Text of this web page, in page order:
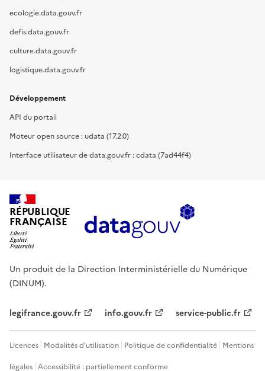
ecologie.data.gouv.fr
defis.data.gouv.fr
culture.data.gouv.fr
logistique.data.gouv.fr
Développement
API du portail
Moteur open source : udata (17.2.0)
Interface utilisateur de data.gouv.fr : cdata (7ad44f4)
RÉPUBLIQUE
FRANÇAISE
Un produit de la Direction Interministérielle du Numérique
(DINUM).
legifrance.gouv.fr info.gouv.fr service-public.fr
Licences Modalités d'utilisation Politique de confidentialité Mentions
légales Accessibilité : partiellement conforme